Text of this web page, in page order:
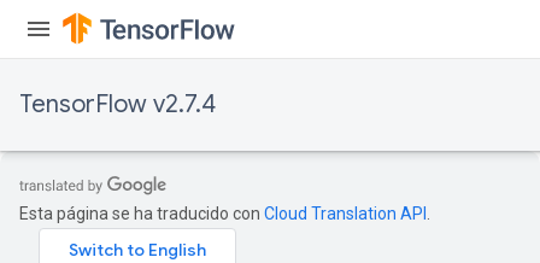
TensorFlow v2.7.4
Esta página se ha traducido con Cloud Translation API